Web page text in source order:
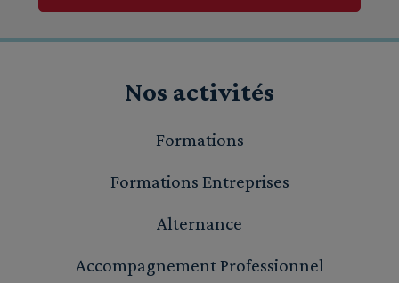
Nos activités
Formations
Formations Entreprises
Alternance
Accompagnement Professionnel